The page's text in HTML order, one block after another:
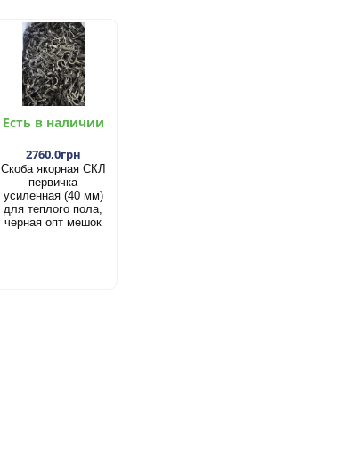
Есть в наличии
2760,0грн
Скоба якорная СКЛ
первичка
усиленная (40 мм)
для теплого пола,
черная опт мешок